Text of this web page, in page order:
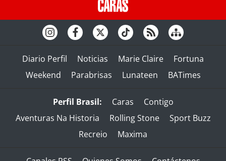
Diario Perfil Noticias Marie Claire
Fortuna
Weekend
Parabrisas Lunateen BATimes
Perfil Brasil: Caras
Contigo
Aventuras Na Historia
Rolling Stone
Sport Buzz
Recreio
Maxima